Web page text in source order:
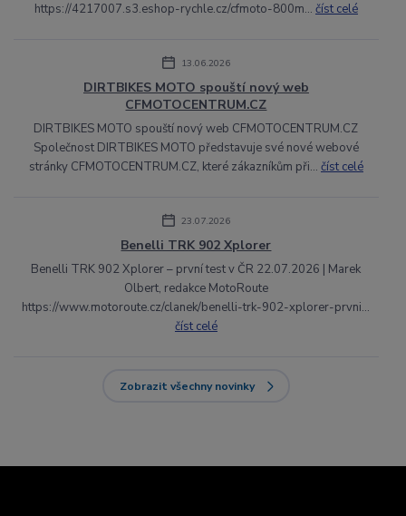
https://4217007.s3.eshop-rychle.cz/cfmoto-800m... číst celé
13.06.2026
DIRTBIKES MOTO spouští nový web
CFMOTOCENTRUM.CZ
DIRTBIKES MOTO spouští nový web CFMOTOCENTRUM.CZ
Společnost DIRTBIKES MOTO představuje své nové webové
stránky CFMOTOCENTRUM.CZ, které zákazníkům při... číst celé
23.07.2026
Benelli TRK 902 Xplorer
Benelli TRK 902 Xplorer – první test v ČR 22.07.2026 | Marek
Olbert, redakce MotoRoute
https://www.motoroute.cz/clanek/benelli-trk-902-xplorer-prvni...
číst celé
Zobrazit všechny novinky